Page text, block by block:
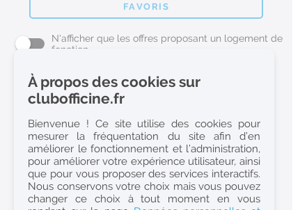
FAVORIS
N'afficher que les offres proposant un logement de
fonction
L'emploi Pharmacie par métier
Pharmacien (H/F)
Préparateur en Pharmacie (H/F)
Etudiant en Pharmacie (H/F)
Etudiant en Pharmacie 6e année validée (H/F)
Conseiller Dermo Cosmetique - Esthéticienne (H/F)
À propos des cookies sur
clubofficine.fr
Bienvenue ! Ce site utilise des cookies pour
mesurer la fréquentation du site afin d’en
améliorer le fonctionnement et l’administration,
pour améliorer votre expérience utilisateur, ainsi
que pour vous proposer des services interactifs.
Nous conservons votre choix mais vous pouvez
changer ce choix à tout moment en vous